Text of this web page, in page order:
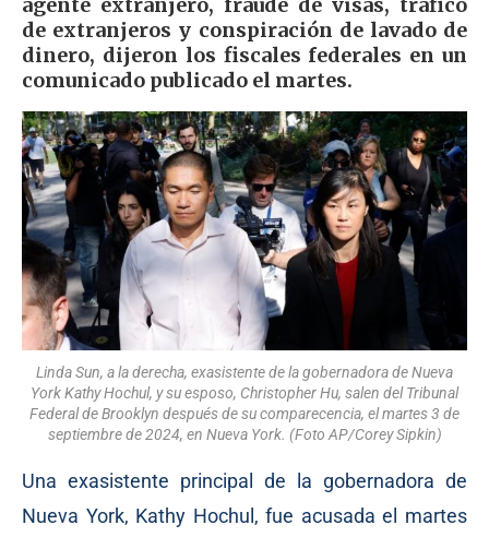
agente extranjero, fraude de visas, tráfico
de extranjeros y conspiración de lavado de
dinero, dijeron los fiscales federales en un
comunicado publicado el martes.
Linda Sun, a la derecha, exasistente de la gobernadora de Nueva
York Kathy Hochul, y su esposo, Christopher Hu, salen del Tribunal
Federal de Brooklyn después de su comparecencia, el martes 3 de
septiembre de 2024, en Nueva York. (Foto AP/Corey Sipkin)
Una exasistente principal de la gobernadora de
Nueva York, Kathy Hochul, fue acusada el martes